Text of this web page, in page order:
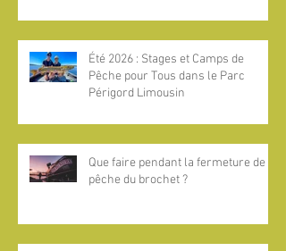
Été 2026 : Stages et Camps de
Pêche pour Tous dans le Parc
Périgord Limousin
Que faire pendant la fermeture de la
pêche du brochet ?